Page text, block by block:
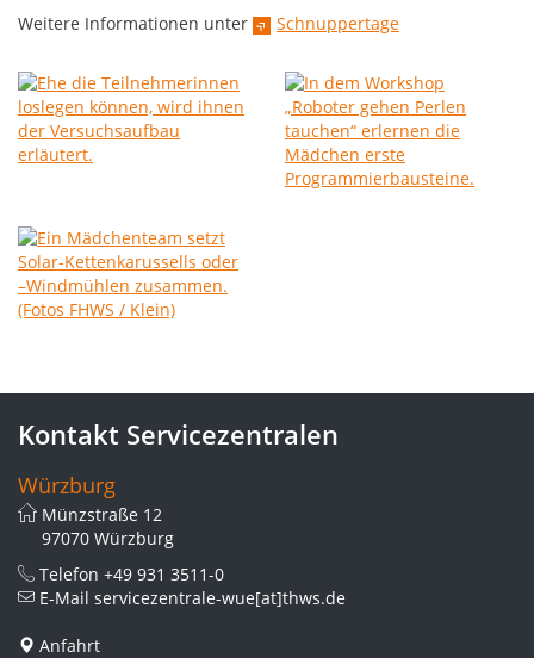
Weitere Informationen unter
Schnuppertage
Kontakt Servicezentralen
Würzburg
Münzstraße 12
97070 Würzburg
Telefon +49 931 3511-0
E-Mail servicezentrale-wue[at]thws.de
Anfahrt